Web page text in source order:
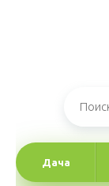
Дача